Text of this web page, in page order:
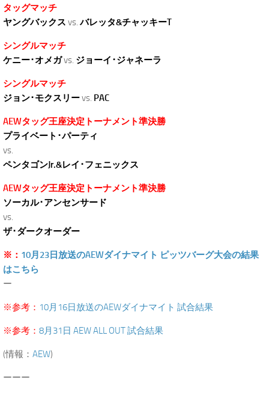
タッグマッチ
ヤングバックス vs.バレッタ&チャッキーT
シングルマッチ
ケニー･オメガvs. ジョーイ･ジャネーラ
シングルマッチ
ジョン･モクスリーvs. PAC
AEWタッグ王座決定トーナメント準決勝
プライベート･パーティ
vs.
ペンタゴンJr.&レイ･フェニックス
AEWタッグ王座決定トーナメント準決勝
ソーカル･アンセンサード
vs.
ザ･ダークオーダー
※： 10月23日放送のAEWダイナマイト ピッツバーグ大会の結果
はこちら
ー
※参考： 10月16日放送のAEWダイナマイト 試合結果
※参考： 8月31日 AEW ALL OUT 試合結果
(情報： AEW)
ーーー